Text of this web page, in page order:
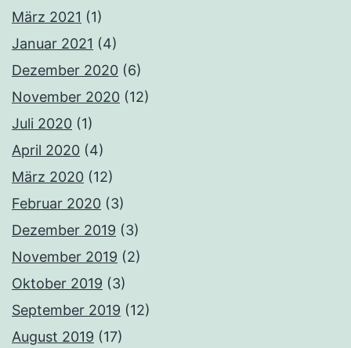
März 2021 (1)
Januar 2021 (4)
Dezember 2020 (6)
November 2020 (12)
Juli 2020 (1)
April 2020 (4)
März 2020 (12)
Februar 2020 (3)
Dezember 2019 (3)
November 2019 (2)
Oktober 2019 (3)
September 2019 (12)
August 2019 (17)